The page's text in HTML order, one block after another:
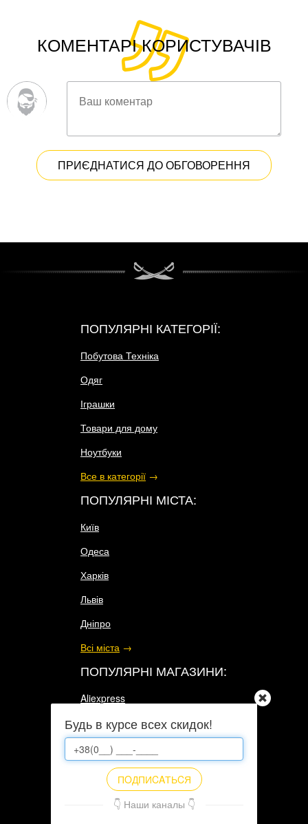
КОМЕНТАРІ КОРИСТУВАЧІВ
ПРИЄДНАТИСЯ ДО ОБГОВОРЕННЯ
ПОПУЛЯРНІ КАТЕГОРІЇ:
Побутова Техніка
Одяг
Іграшки
Товари для дому
Ноутбуки
Все в категорії →
ПОПУЛЯРНІ МІСТА:
Київ
Одеса
Харків
Львів
Дніпро
Всі міста →
ПОПУЛЯРНІ МАГАЗИНИ:
Aliexpress
Интернет-магазин N1 в Украине
Eldorado
Intertop
Будь в курсе всех скидок!
ПOДПИCAТЬCЯ
👇 Наши каналы 👇